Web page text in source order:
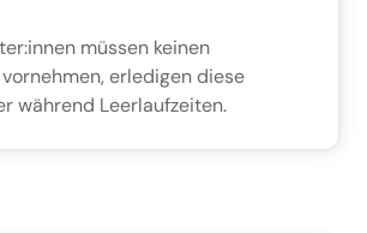
müssen keinen
erledigen diese
während Leerlaufzeiten.